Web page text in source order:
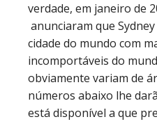
verdade, em janeiro de
anunciaram que
cidade do mundo com
incomportáveis do
obviamente variam de
números abaixo lhe
está disponível a que